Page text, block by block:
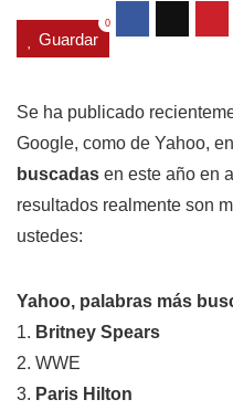
Guardar
0
Se ha publicado
Google, como de Yahoo,
buscadas en este año en
resultados realmente son
ustedes:
Yahoo, palabras más
1. Britney Spears
2. WWE
3. Paris Hilton